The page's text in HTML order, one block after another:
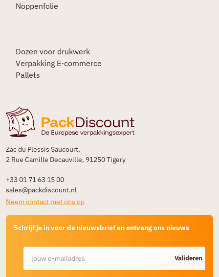
Zac du Plessis Saucourt,
2 Rue Camille Decauville, 91250 Tigery
+33 01 71 63 15 00
sales@packdiscount.nl
Neem contact met ons op
Schrijf je in voor de nieuwsbrief en ontvang ons nieuws
Valideren
Noppenfolie
Dozen voor drukwerk
Verpakking E-commerce
Pallets